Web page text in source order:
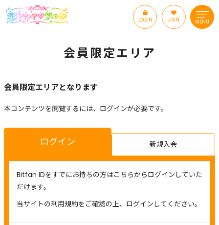
LOGIN JOIN MENU
会員限定エリア
会員限定エリアとなります
本コンテンツを閲覧するには、ログインが必要です。
ログイン 新規入会
Bitfan IDをすでにお持ちの方はこちらからログインしていた
だけます。
当サイトの利用規約をご確認の上、ログインしてください。